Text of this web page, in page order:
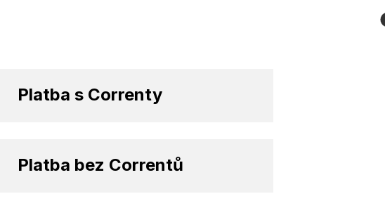
Platba s Correnty
Platba bez Correntů